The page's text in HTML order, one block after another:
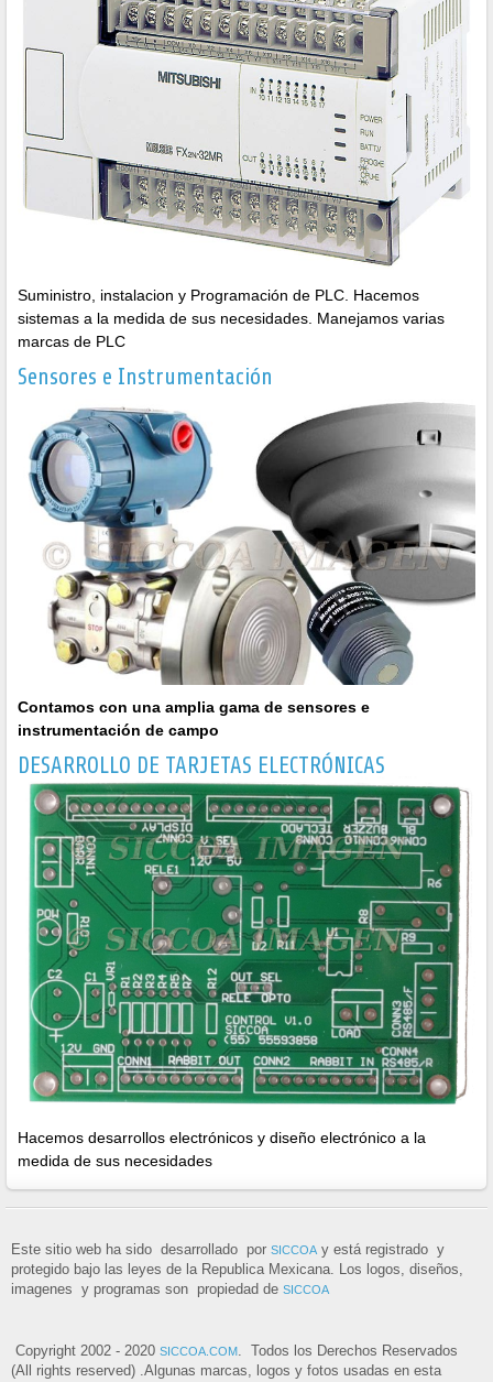
Suministro, instalacion y Programación de PLC. Hacemos
sistemas a la medida de sus necesidades. Manejamos varias
marcas de PLC
Sensores e Instrumentación
Contamos con una amplia gama de sensores e
instrumentación de campo
DESARROLLO DE TARJETAS ELECTRÓNICAS
Hacemos desarrollos electrónicos y diseño electrónico a la
medida de sus necesidades
Este sitio web ha sido desarrollado por SICCOA y está registrado y
protegido bajo las leyes de la Republica Mexicana. Los logos, diseños,
imagenes y programas son propiedad de SICCOA
Copyright 2002 - 2020 SICCOA.COM . Todos los Derechos Reservados
(All rights reserved) .Algunas marcas, logos y fotos usadas en esta